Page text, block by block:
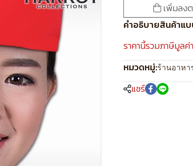
เพิ่มลง
คำอธิบายสินค้าแ
ราคานี้รวมภาษีมูลค่
หมวดหมู่:ร้านอาหา
แชร์